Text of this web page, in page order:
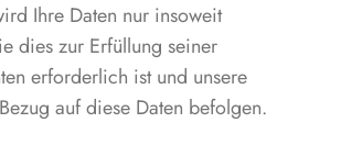
Ihre Daten nur insoweit
dies zur Erfüllung seiner
erforderlich ist und unsere
auf diese Daten befolgen.